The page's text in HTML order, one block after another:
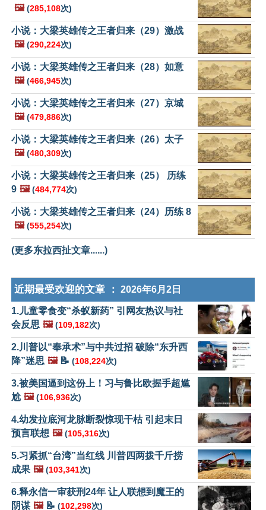
🖼️ (285,108次)
小说：大梁英雄传之王者归来（29）激战
🖼️ (290,224次)
小说：大梁英雄传之王者归来（28）如意
🖼️ (466,945次)
小说：大梁英雄传之王者归来（27）京城
🖼️ (479,886次)
小说：大梁英雄传之王者归来（26）太子
🖼️ (480,309次)
小说：大梁英雄传之王者归来（25） 历练
9 🖼️ (484,774次)
小说：大梁英雄传之王者归来（24）历练 8
🖼️ (555,254次)
(更多东拉西扯文章......)
近期最受欢迎的文章 ： 2026年6月2日
1.儿童零食变“杀蚁新药” 引网友热议与社
会反思 🖼️ (109,182次)
2.川普以“奉承术”与中共过招 破除“东升西
降”迷思 🖼️📝 (108,224次)
3.被美国逼到这份上！习与鲁比欧握手超尴
尬 🖼️ (106,936次)
4.幼发拉底河龙脉断裂惊现干枯 引起末日
预言联想 🖼️ (105,316次)
5.习紧抓“台湾”当红线 川普四两拨千斤捞
成果 🖼️ (103,341次)
6.释永信一审获刑24年 让人联想到魔王的
阴谋 🖼️📝 (102,298次)